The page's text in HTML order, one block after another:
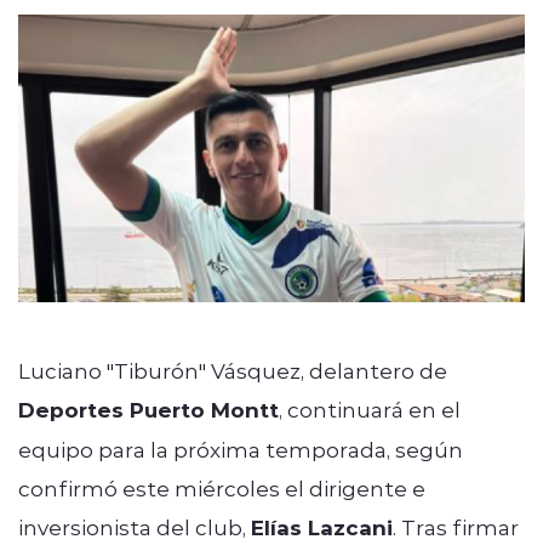
Luciano "Tiburón" Vásquez, delantero de
Deportes Puerto Montt, continuará en el
equipo para la próxima temporada, según
confirmó este miércoles el dirigente e
inversionista del club, Elías Lazcani. Tras firmar